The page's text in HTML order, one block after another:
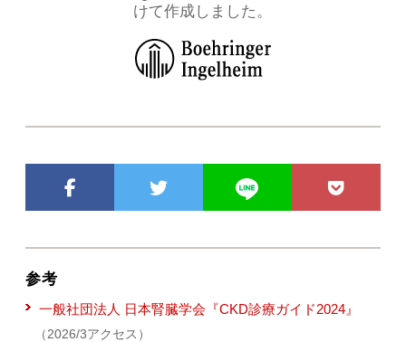
けて作成しました。
参考
一般社団法人 日本腎臓学会『CKD診療ガイド2024』
（2026/3アクセス）